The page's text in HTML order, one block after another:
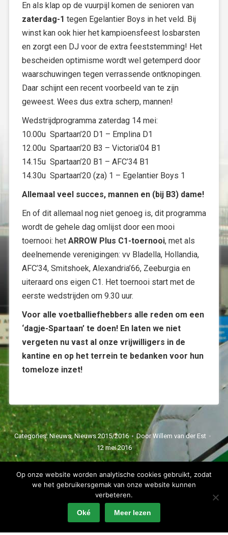
En als klap op de vuurpijl komen de senioren van
zaterdag-1 tegen Egelantier Boys in het veld. Bij
winst kan ook hier het kampioensfeest losbarsten
en zorgt een DJ voor de extra feeststemming! Het
bescheiden optimisme wordt wel getemperd door
waarschuwingen tegen verrassende ontknopingen.
Daar schijnt een recent voorbeeld van te zijn
geweest. Wees dus extra scherp, mannen!
Wedstrijdprogramma zaterdag 14 mei:
10.00u Spartaan’20 D1 – Emplina D1
12.00u Spartaan’20 B3 – Victoria’04 B1
14.15u Spartaan’20 B1 – AFC’34 B1
14.30u Spartaan’20 (za) 1 – Egelantier Boys 1
Allemaal veel succes, mannen en (bij B3) dame!
En of dit allemaal nog niet genoeg is, dit programma
wordt de gehele dag omlijst door een mooi
toernooi: het ARROW Plus C1-toernooi, met als
deelnemende verenigingen: vv Bladella, Hollandia,
AFC’34, Smitshoek, Alexandria’66, Zeeburgia en
uiteraard ons eigen C1. Het toernooi start met de
eerste wedstrijden om 9.30 uur.
Voor alle voetballiefhebbers alle reden om een
‘dagje-Spartaan’ te doen! En laten we niet
vergeten nu vast al onze vrijwilligers in de
kantine en op het terrein te bedanken voor hun
tomeloze inzet!
Categories:Nieuws,Nieuws 2015/2016 DoorWillem van der Est
12 mei 2016
Op onze website worden analytische cookies gebruikt, zodat
we het gebruikersgemak van onze website kunnen
verbeteren.
Oké Meer lezen